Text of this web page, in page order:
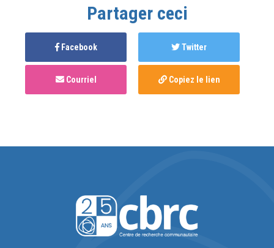
Partager ceci
Facebook Twitter
Courriel Copiez le lien